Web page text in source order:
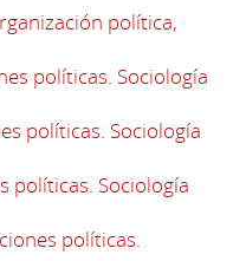
política,
políticas. Sociología
políticas. Sociología
políticas. Sociología
políticas.